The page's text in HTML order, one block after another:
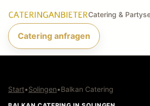
Catering anfragen
Start•Solingen•Balkan Catering